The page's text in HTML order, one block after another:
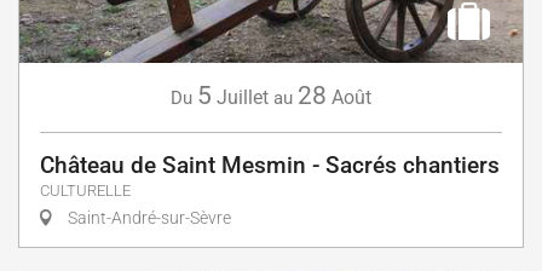
Du 5 Juillet au 28 Août
Château de Saint Mesmin - Sacrés chantiers
CULTURELLE
Saint-André-sur-Sèvre